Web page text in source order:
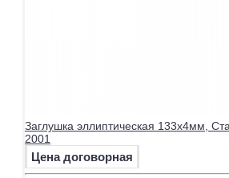
Заглушка эллиптическая 133х4мм,
2001
Цена договорная